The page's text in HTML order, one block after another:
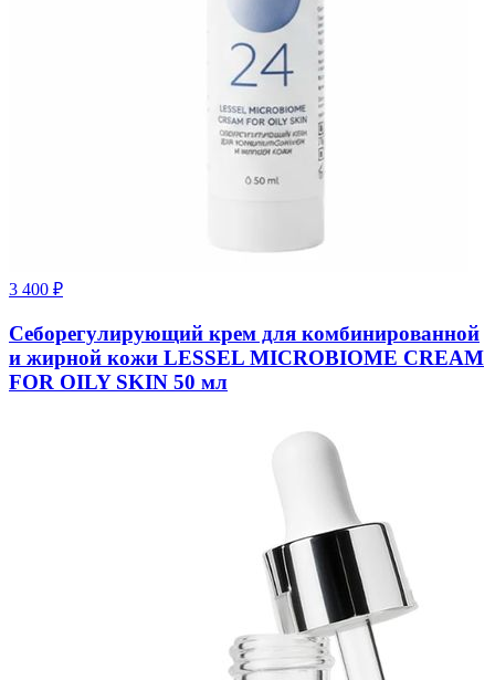
3 400 ₽
Себорегулирующий крем для комбинированной
и жирной кожи LESSEL MICROBIOME CREAM
FOR OILY SKIN 50 мл